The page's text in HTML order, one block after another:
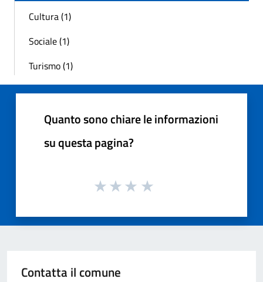
Cultura (1)
Sociale (1)
Turismo (1)
Quanto sono chiare le informazioni
su questa pagina?
Contatta il comune